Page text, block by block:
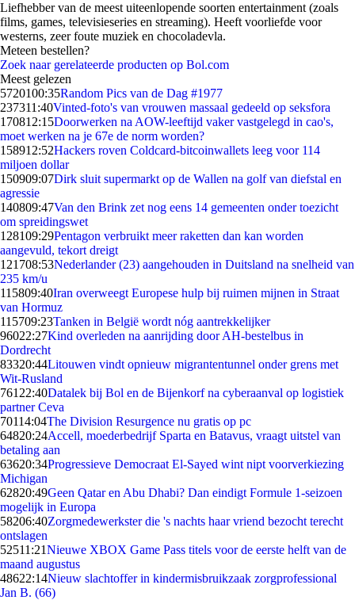
Liefhebber van de meest uiteenlopende soorten entertainment (zoals
films, games, televisieseries en streaming). Heeft voorliefde voor
westerns, zeer foute muziek en chocoladevla.
Meteen bestellen?
Zoek naar gerelateerde producten op Bol.com
Meest gelezen
5720100:35Random Pics van de Dag #1977
237311:40Vinted-foto's van vrouwen massaal gedeeld op seksfora
170812:15Doorwerken na AOW-leeftijd vaker vastgelegd in cao's,
moet werken na je 67e de norm worden?
158912:52Hackers roven Coldcard-bitcoinwallets leeg voor 114
miljoen dollar
150909:07Dirk sluit supermarkt op de Wallen na golf van diefstal en
agressie
140809:47Van den Brink zet nog eens 14 gemeenten onder toezicht
om spreidingswet
128109:29Pentagon verbruikt meer raketten dan kan worden
aangevuld, tekort dreigt
121708:53Nederlander (23) aangehouden in Duitsland na snelheid van
235 km/u
115809:40Iran overweegt Europese hulp bij ruimen mijnen in Straat
van Hormuz
115709:23Tanken in België wordt nóg aantrekkelijker
96022:27Kind overleden na aanrijding door AH-bestelbus in
Dordrecht
83320:44Litouwen vindt opnieuw migrantentunnel onder grens met
Wit-Rusland
761 22:40Datalek bij Bol en de Bijenkorf na cyberaanval op logistiek
partner Ceva
70114:04The Division Resurgence nu gratis op pc
64820:24Accell, moederbedrijf Sparta en Batavus, vraagt uitstel van
betaling aan
63620:34Progressieve Democraat El-Sayed wint nipt voorverkiezing
Michigan
62820:49Geen Qatar en Abu Dhabi? Dan eindigt Formule 1-seizoen
mogelijk in Europa
58206:40Zorgmedewerkster die 's nachts haar vriend bezocht terecht
ontslagen
52511:21Nieuwe XBOX Game Pass titels voor de eerste helft van de
maand augustus
48622:14Nieuw slachtoffer in kindermisbruikzaak zorgprofessional
Jan B. (66)